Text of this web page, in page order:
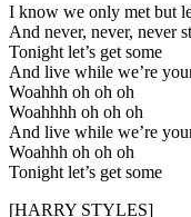
I know we only met but
And never, never, never
Tonight let’s get some
And live while we’re
Woahhh oh oh oh
Woahhhh oh oh oh
And live while we’re
Woahhh oh oh oh
Tonight let’s get some
[HARRY STYLES]